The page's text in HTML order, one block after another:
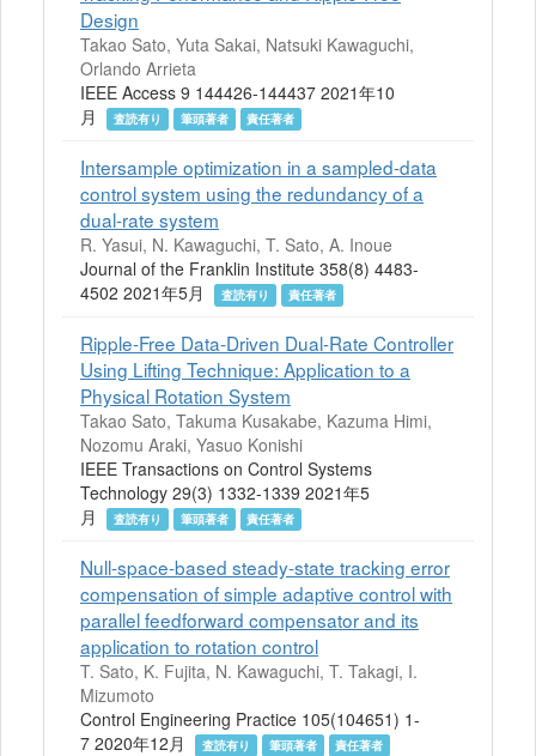
Design
Takao Sato, Yuta Sakai, Natsuki Kawaguchi,
Orlando Arrieta
IEEE Access 9 144426-144437 2021年10
月
査読有り 筆頭著者 責任著者
Intersample optimization in a sampled-data
control system using the redundancy of a
dual-rate system
R. Yasui, N. Kawaguchi, T. Sato, A. Inoue
Journal of the Franklin Institute 358(8) 4483-
4502 2021年5月
査読有り 責任著者
Ripple-Free Data-Driven Dual-Rate Controller
Using Lifting Technique: Application to a
Physical Rotation System
Takao Sato, Takuma Kusakabe, Kazuma Himi,
Nozomu Araki, Yasuo Konishi
IEEE Transactions on Control Systems
Technology 29(3) 1332-1339 2021年5
月
査読有り 筆頭著者 責任著者
Null-space-based steady-state tracking error
compensation of simple adaptive control with
parallel feedforward compensator and its
application to rotation control
T. Sato, K. Fujita, N. Kawaguchi, T. Takagi, I.
Mizumoto
Control Engineering Practice 105(104651) 1-
7 2020年12月
査読有り 筆頭著者 責任著者